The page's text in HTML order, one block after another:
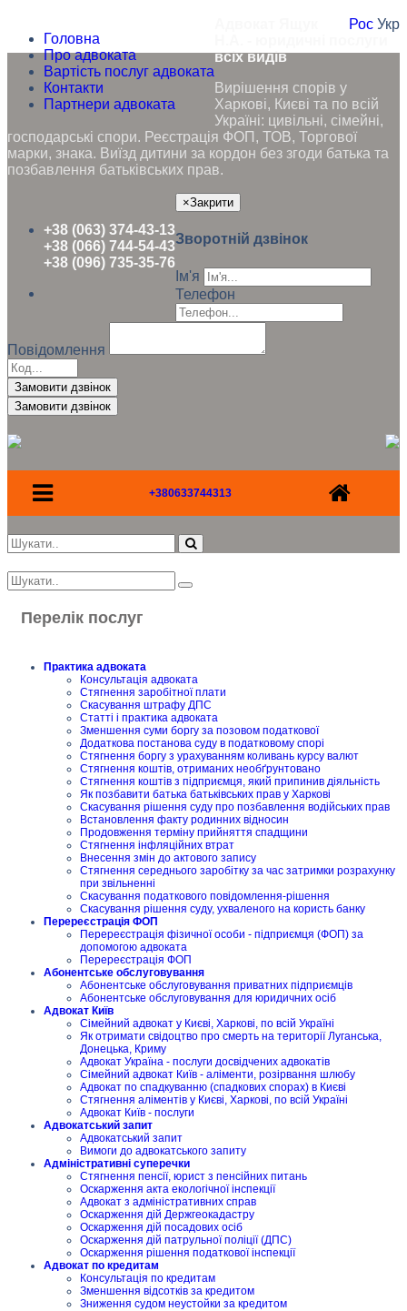
Головна
Про адвоката
Вартість послуг адвоката
Контакти
Партнери адвоката
Рос Укр
всіх видів
Вирішення спорів у
Харкові, Києві та по всій
Україні: цивільні, сімейні,
господарські спори. Реєстрація ФОП, ТОВ, Торгової
марки, знака. Виїзд дитини за кордон без згоди батька та
позбавлення батьківських прав.
+38 (063) 374-43-13
+38 (066) 744-54-43
+38 (096) 735-35-76
×Закрити
Зворотній дзвінок
Ім'я
Телефон
Повідомлення
Замовити дзвінок
+380633744313
Перелік послуг
Практика адвоката
Консультація адвоката
Стягнення заробітної плати
Скасування штрафу ДПС
Статті і практика адвоката
Зменшення суми боргу за позовом податкової
Додаткова постанова суду в податковому спорі
Стягнення боргу з урахуванням коливань курсу валют
Стягнення коштів, отриманих необґрунтовано
Стягнення коштів з підприємця, який припинив діяльність
Як позбавити батька батьківських прав у Харкові
Скасування рішення суду про позбавлення водійських прав
Встановлення факту родинних відносин
Продовження терміну прийняття спадщини
Стягнення інфляційних втрат
Внесення змін до актового запису
Стягнення середнього заробітку за час затримки розрахунку
при звільненні
Скасування податкового повідомлення-рішення
Скасування рішення суду, ухваленого на користь банку
Перереєстрація ФОП
Перереєстрація фізичної особи - підприємця (ФОП) за
допомогою адвоката
Перереєстрація ФОП
Абонентське обслуговування
Абонентське обслуговування приватних підприємців
Абонентське обслуговування для юридичних осіб
Адвокат Київ
Сімейний адвокат у Києві, Харкові, по всій Україні
Як отримати свідоцтво про смерть на території Луганська,
Донецька, Криму
Адвокат Україна - послуги досвідчених адвокатів
Сімейний адвокат Київ - аліменти, розірвання шлюбу
Адвокат по спадкуванню (спадкових спорах) в Києві
Стягнення аліментів у Києві, Харкові, по всій Україні
Адвокат Київ - послуги
Адвокатський запит
Адвокатський запит
Вимоги до адвокатського запиту
Адміністративні суперечки
Стягнення пенсії, юрист з пенсійних питань
Оскарження акта екологічної інспекції
Адвокат з адміністративних справ
Оскарження дій Держгеокадастру
Оскарження дій посадових осіб
Оскарження дій патрульної поліції (ДПС)
Оскарження рішення податкової інспекції
Адвокат по кредитам
Консультація по кредитам
Зменшення відсотків за кредитом
Зниження судом неустойки за кредитом